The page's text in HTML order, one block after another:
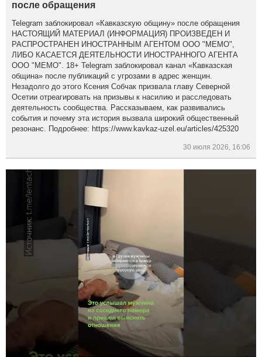
после обращения
Telegram заблокировал «Кавказскую общину» после обращения
НАСТОЯЩИЙ МАТЕРИАЛ (ИНФОРМАЦИЯ) ПРОИЗВЕДЕН И
РАСПРОСТРАНЕН ИНОСТРАННЫМ АГЕНТОМ ООО "МЕМО",
ЛИБО КАСАЕТСЯ ДЕЯТЕЛЬНОСТИ ИНОСТРАННОГО АГЕНТА
ООО "МЕМО". 18+ Telegram заблокировал канал «Кавказская
община» после публикаций с угрозами в адрес женщин.
Незадолго до этого Ксения Собчак призвала главу Северной
Осетии отреагировать на призывы к насилию и расследовать
деятельность сообщества. Рассказываем, как развивались
события и почему эта история вызвала широкий общественный
резонанс. Подробнее: https://www.kavkaz-uzel.eu/articles/425320
30 июля 2026, 16:06